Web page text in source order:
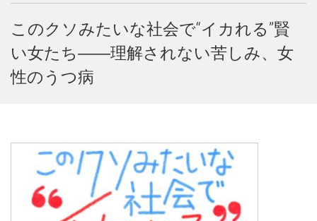
このクソみたいな社会で“イカれる”賢
い女たち――理解されない苦しみ、女
性のうつ病